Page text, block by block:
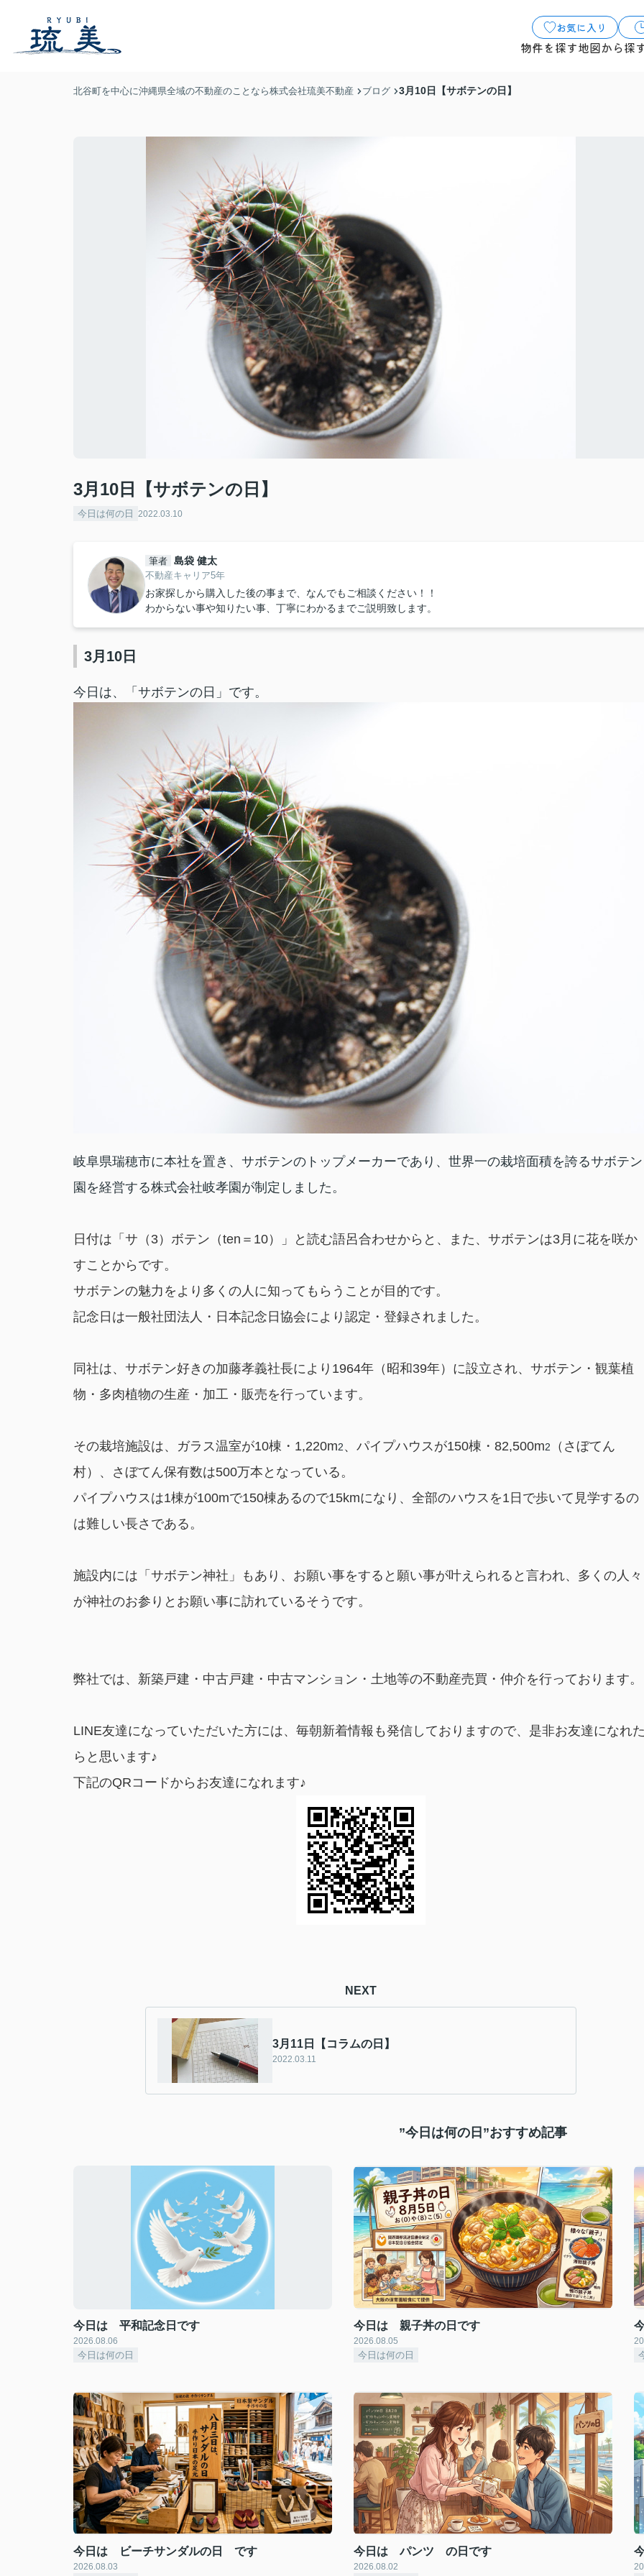
お気に入り
物件を探す地図から探
北谷町を中心に沖縄県全域の不動産のことなら株式会社琉美不動産 ブログ 3月10日【サボテンの日】
3月10日【サボテンの日】
今日は何の日 2022.03.10
筆者 島袋 健太
不動産キャリア5年
お家探しから購入した後の事まで、なんでもご相談ください！！
わからない事や知りたい事、丁寧にわかるまでご説明致します。
3月10日
今日は、「サボテンの日」です。
岐阜県瑞穂市に本社を置き、サボテンのトップメーカーであり、世界一の栽培面積を誇るサボテン
園を経営する株式会社岐孝園が制定しました。
日付は「サ（3）ボテン（ten＝10）」と読む語呂合わせからと、
また、サボテンは3月に花を咲か
すことからです。
サボテンの魅力をより多くの人に知ってもらうことが目的です。
記念日は一般社団法人・日本記念日協会により認定・登録されました。
同社は、サボテン好きの加藤孝義社長により1964年（昭和39年）に設立され、サボテン・観葉植
物・多肉植物の生産・加工・販売を行っています。
その栽培施設は、ガラス温室が10棟・1,220m2、パイプハウスが150棟・82,500m2
（さぼてん
村）、さぼてん保有数は500万本となっている。
パイプハウスは1棟が100mで150棟あるので15kmになり、全部のハウスを1日で歩いて見学するの
は難しい長さである。
施設内には「サボテン神社」もあり、お願い事をすると願い事が叶えられると言われ、多くの人々
が神社のお参りとお願い事に訪れているそうです。
弊社では、新築戸建・中古戸建・中古マンション・土地等の不動産売買・仲介を行っております。
LINE友達になっていただいた方には、毎朝新着情報も発信しておりますので、是非お友達になれ
らと思います♪
下記のQRコードからお友達になれます♪
NEXT
3月11日【コラムの日】
2022.03.11
”今日は何の日”おすすめ記事
今日は 平和記念日です
2026.08.06
今日は何の日
今日は 親子丼の日です
2026.08.05
今日は何の日
今日は ビーチサンダルの日 です
2026.08.03
今日は パンツ の日です
2026.08.02